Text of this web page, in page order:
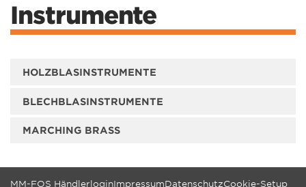
Instrumente
HOLZBLASINSTRUMENTE
BLECHBLASINSTRUMENTE
MARCHING BRASS
MM-FOS HändlerloginImpressumDatenschutzCookie-Setup